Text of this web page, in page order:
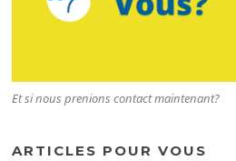
Et si nous prenions contact maintenant?
ARTICLES POUR VOUS